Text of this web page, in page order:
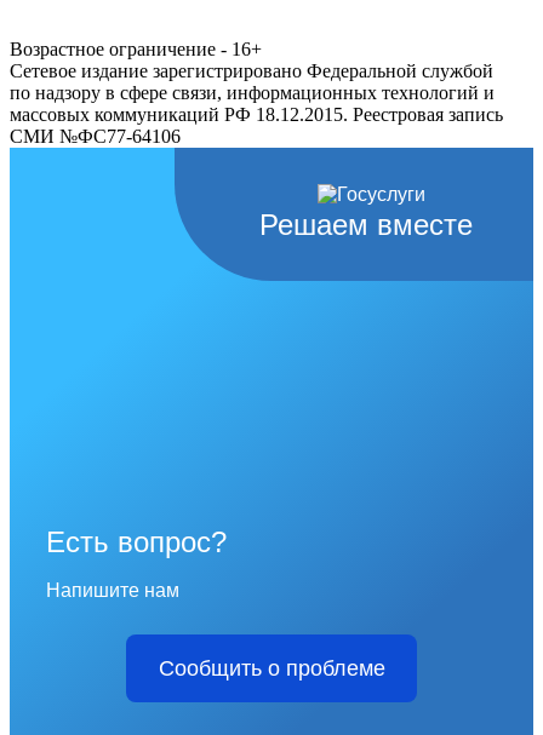
Возрастное ограничение - 16+
Сетевое издание зарегистрировано Федеральной службой
по надзору в сфере связи, информационных технологий и
массовых коммуникаций РФ 18.12.2015. Реестровая запись
СМИ №ФС77-64106
Решаем вместе
Есть вопрос?
Напишите нам
Сообщить о проблеме